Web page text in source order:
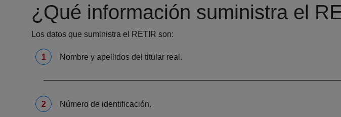
¿Qué información suministra el
Los datos que suministra el RETIR son:
Nombre y apellidos del titular real.
Número de identificación.